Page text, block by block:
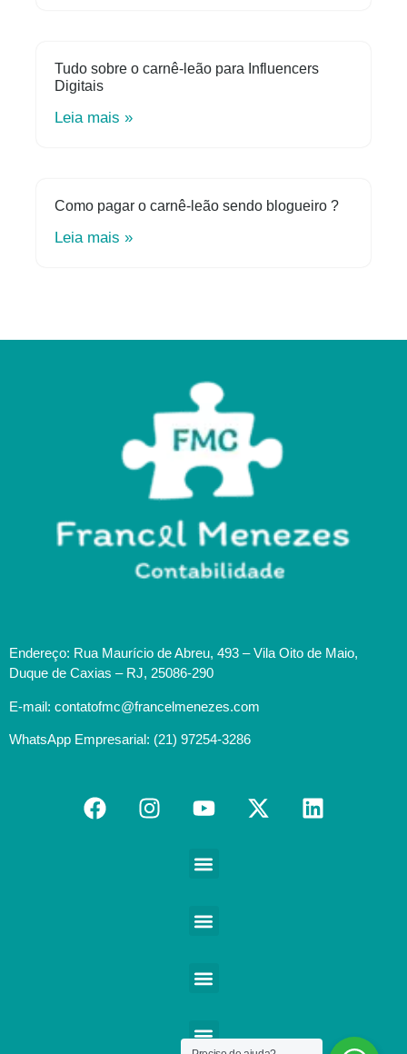
Tudo sobre o carnê-leão para Influencers
Digitais
Leia mais »
Como pagar o carnê-leão sendo blogueiro ?
Leia mais »
Endereço: Rua Maurício de Abreu, 493 – Vila Oito de Maio,
Duque de Caxias – RJ, 25086-290
E-mail: contatofmc@francelmenezes.com
WhatsApp Empresarial: (21) 97254-3286